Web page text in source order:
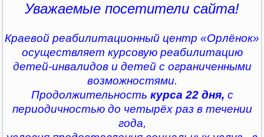
Уважаемые посетители сайта!
Краевой реабилитационный центр «Орлёнок»
осуществляет курсовую реабилитацию
детей-инвалидов и детей с ограниченными
возможностями.
Продолжительность курса 22 дня, с
периодичностью до четырёх раз в течении
года,